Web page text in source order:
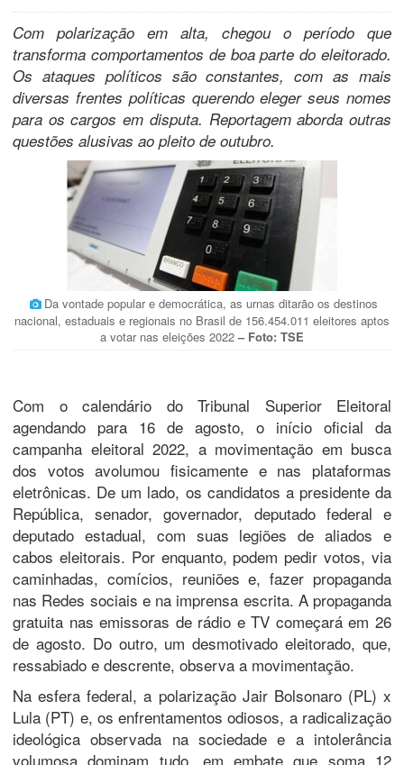
Com polarização em alta, chegou o período que
transforma comportamentos de boa parte do eleitorado.
Os ataques políticos são constantes, com as mais
diversas frentes políticas querendo eleger seus nomes
para os cargos em disputa. Reportagem aborda outras
questões alusivas ao pleito de outubro.
Da vontade popular e democrática, as urnas ditarão os destinos
nacional, estaduais e regionais no Brasil de 156.454.011 eleitores aptos
a votar nas eleições 2022 – Foto: TSE
Com o calendário do Tribunal Superior Eleitoral
agendando para 16 de agosto, o início oficial da
campanha eleitoral 2022, a movimentação em busca
dos votos avolumou fisicamente e nas plataformas
eletrônicas. De um lado, os candidatos a presidente da
República, senador, governador, deputado federal e
deputado estadual, com suas legiões de aliados e
cabos eleitorais. Por enquanto, podem pedir votos, via
caminhadas, comícios, reuniões e, fazer propaganda
nas Redes sociais e na imprensa escrita. A propaganda
gratuita nas emissoras de rádio e TV começará em 26
de agosto. Do outro, um desmotivado eleitorado, que,
ressabiado e descrente, observa a movimentação.
Na esfera federal, a polarização Jair Bolsonaro (PL) x
Lula (PT) e, os enfrentamentos odiosos, a radicalização
ideológica observada na sociedade e a intolerância
volumosa dominam tudo, em embate que soma 12